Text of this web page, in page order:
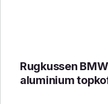
Rugkussen BMW
aluminium